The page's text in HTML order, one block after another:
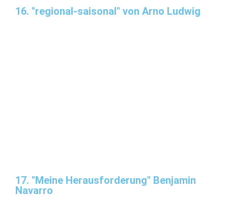
16. "regional-saisonal" von Arno Ludwig
17. "Meine Herausforderung" Benjamin
Navarro